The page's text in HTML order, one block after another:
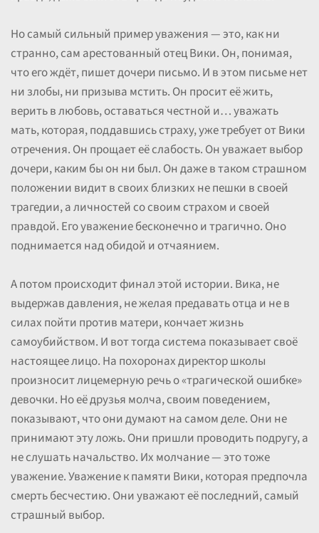
Но самый сильный пример уважения — это, как ни
странно, сам арестованный отец Вики. Он, понимая,
что его ждёт, пишет дочери письмо. И в этом письме нет
ни злобы, ни призыва мстить. Он просит её жить,
верить в любовь, оставаться честной и… уважать
мать, которая, поддавшись страху, уже требует от Вики
отречения. Он прощает её слабость. Он уважает выбор
дочери, каким бы он ни был. Он даже в таком страшном
положении видит в своих близких не пешки в своей
трагедии, а личностей со своим страхом и своей
правдой. Его уважение бесконечно и трагично. Оно
поднимается над обидой и отчаянием.
А потом происходит финал этой истории. Вика, не
выдержав давления, не желая предавать отца и не в
силах пойти против матери, кончает жизнь
самоубийством. И вот тогда система показывает своё
настоящее лицо. На похоронах директор школы
произносит лицемерную речь о «трагической ошибке»
девочки. Но её друзья молча, своим поведением,
показывают, что они думают на самом деле. Они не
принимают эту ложь. Они пришли проводить подругу, а
не слушать начальство. Их молчание — это тоже
уважение. Уважение к памяти Вики, которая предпочла
смерть бесчестию. Они уважают её последний, самый
страшный выбор.